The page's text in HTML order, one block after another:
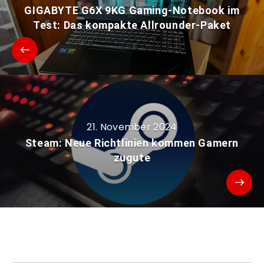
GIGABYTE G6X 9KG Gaming-Notebook im
Test: Das kompakte Allrounder-Paket
21. November 2024
Steam: Neue Richtlinien kommen Gamern
zugute